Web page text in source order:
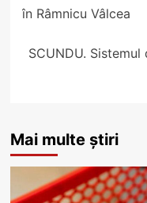
în Râmnicu Vâlcea
SCUNDU.
Mai multe știri